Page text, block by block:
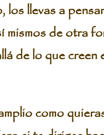
llevas a
de otra
de lo que creen
como